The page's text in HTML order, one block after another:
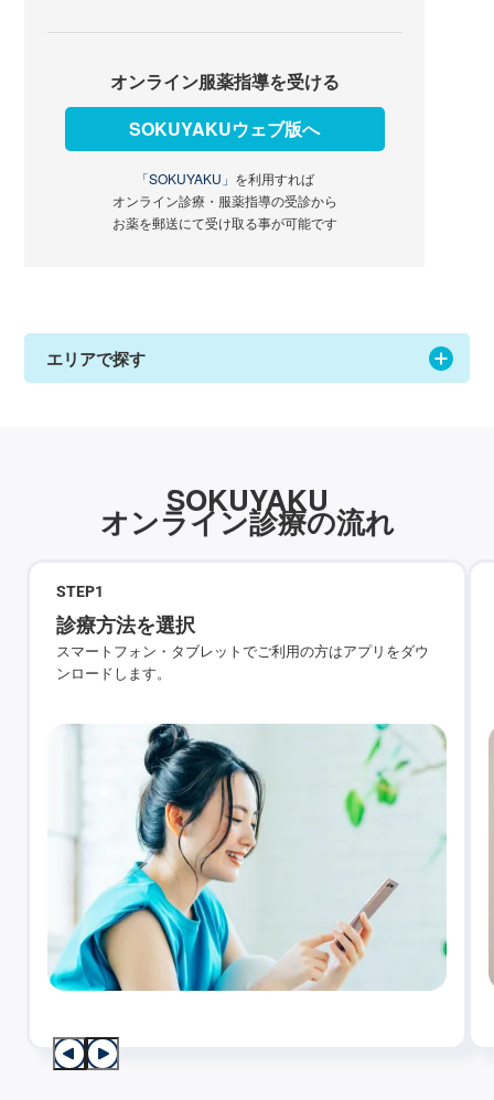
オンライン服薬指導を受ける
SOKUYAKUウェブ版へ
「SOKUYAKU」 を利用すれば
オンライン診療・服薬指導の受診から
お薬を郵送にて受け取る事が可能です
エリアで探す
SOKUYAKU
オンライン診療の流れ
STEP1
診療方法を選択
スマートフォン・タブレットでご利用の方はアプリをダウ
ンロードします。